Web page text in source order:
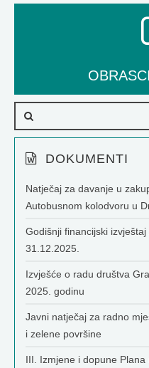
DOKUMENTI
Natječaj za davanje u
Autobusnom kolodvoru u
Godišnji financijski
31.12.2025.
Izvješće o radu društva
2025. godinu
Javni natječaj za radno
i zelene površine
III. Izmjene i dopune